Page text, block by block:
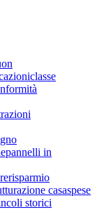
classe
pannelli in
risparmio
casaspese
storici